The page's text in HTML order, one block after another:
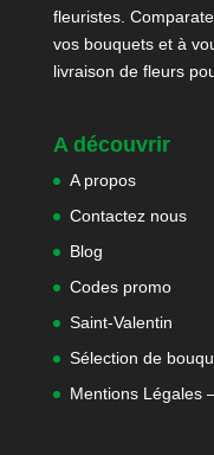
fleuristes.
vos bouquets et à
livraison de fleurs
A découvrir
A propos
Contactez nous
Blog
Codes promo
Saint-Valentin
Sélection de
Mentions Légales